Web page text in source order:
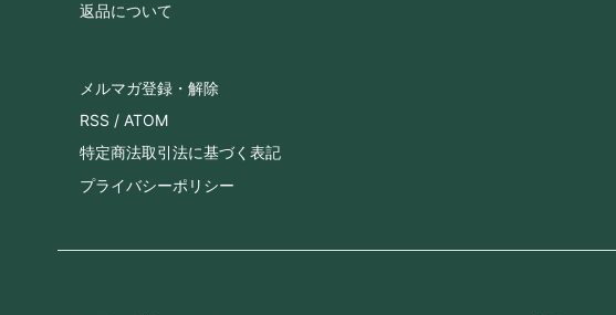
返品について
メルマガ登録・解除
RSS / ATOM
特定商法取引法に基づく表記
プライバシーポリシー